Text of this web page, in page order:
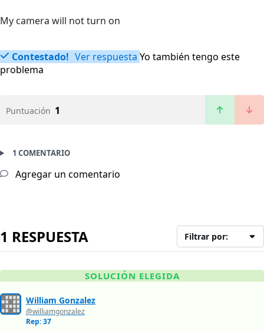
My camera will not turn on
Contestado! Ver respuesta Yo también tengo este
problema
Puntuación 1
1 COMENTARIO
Agregar un comentario
1 RESPUESTA Filtrar por:
SOLUCIÓN ELEGIDA
William Gonzalez
@williamgonzalez
Rep: 37